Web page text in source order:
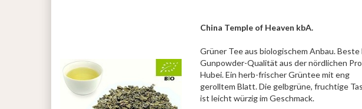
China Temple of Heaven kbA.
Grüner Tee aus biologischem Anbau. Beste
Gunpowder-Qualität aus der nördlichen
Hubei. Ein herb-frischer Grüntee mit eng
gerolltem Blatt. Die gelbgrüne, fruchtige
ist leicht würzig im Geschmack.